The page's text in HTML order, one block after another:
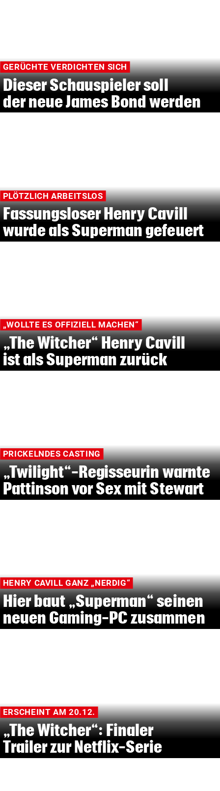
GERÜCHTE VERDICHTEN SICH
Dieser Schauspieler soll
der neue James Bond werden
PLÖTZLICH ARBEITSLOS
Fassungsloser Henry Cavill
wurde als Superman gefeuert
„WOLLTE ES OFFIZIELL MACHEN“
„The Witcher“ Henry Cavill
ist als Superman zurück
PRICKELNDES CASTING
„Twilight“-Regisseurin warnte
Pattinson vor Sex mit Stewart
HENRY CAVILL GANZ „NERDIG“
Hier baut „Superman“ seinen
neuen Gaming-PC zusammen
ERSCHEINT AM 20.12.
„The Witcher“: Finaler
Trailer zur Netflix-Serie